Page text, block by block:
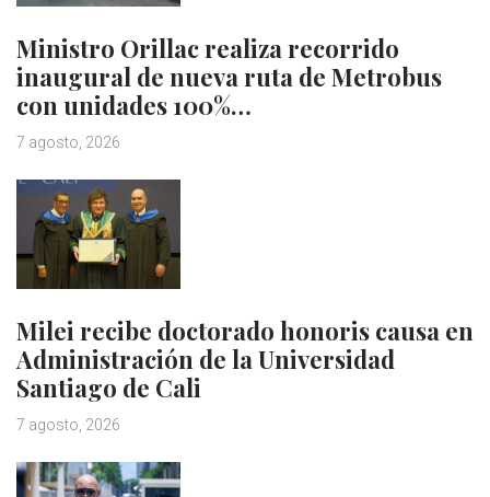
Ministro Orillac realiza recorrido
inaugural de nueva ruta de Metrobus
con unidades 100%…
7 agosto, 2026
Milei recibe doctorado honoris causa en
Administración de la Universidad
Santiago de Cali
7 agosto, 2026